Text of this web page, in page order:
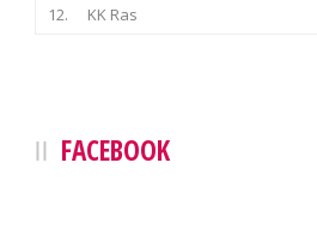
12.
KK Ras
FACEBOOK